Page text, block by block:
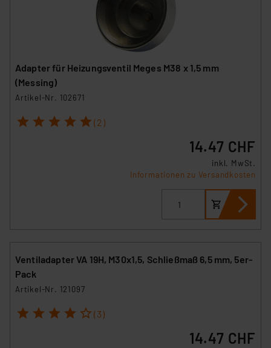
Adapter für Heizungsventil Meges M38 x 1,5 mm
(Messing)
Artikel-Nr. 102671
1 2 3 4 5 (2)
14.47 CHF
inkl. MwSt.
Informationen zu Versandkosten
Ventiladapter VA 19H, M30x1,5, Schließmaß 6,5 mm, 5er-
Pack
Artikel-Nr. 121097
1 2 3 4 5 (3)
14.47 CHF